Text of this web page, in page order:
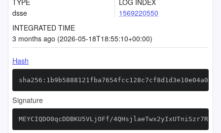
TYPE
dsse
LOG INDEX
1569220550
INTEGRATED TIME
3 months ago (2026-05-18T18:55:10+00:00)
Hash
Signature
MEYCIQDO0qcDDBKU5VLjOFf/